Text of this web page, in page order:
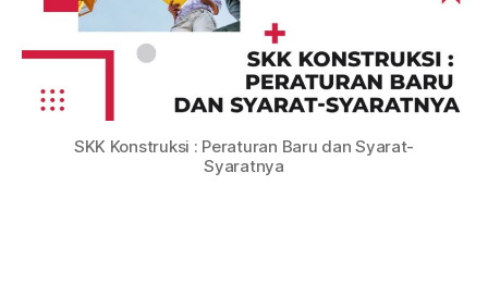
SKK Konstruksi : Peraturan Baru dan Syarat-
Syaratnya